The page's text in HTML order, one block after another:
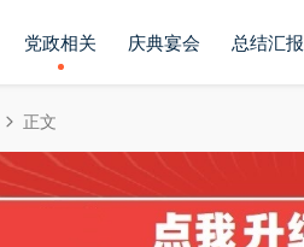
党政相关 庆典宴会 总结汇报
正文